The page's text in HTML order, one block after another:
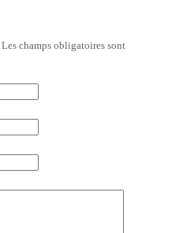
Les champs obligatoires sont